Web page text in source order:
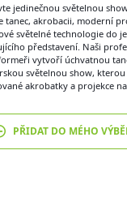
jedinečnou světelnou
tanec, akrobacii, moderní
světelné technologie do
představení. Naši
vytvoří úchvatnou
světelnou show,
akrobatky a projekce
PŘIDAT DO MÉHO